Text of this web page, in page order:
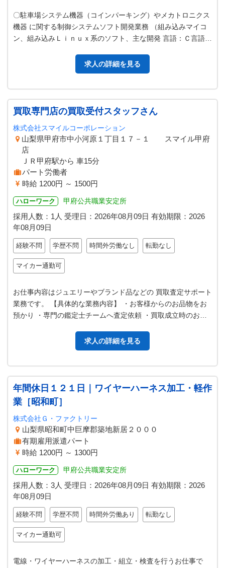
〇駐車場システム機器（コインパーキング）やメカトロニクス
機器 に関する制御システムソフト開発業務 （組み込みマイコ
ン、組み込みＬｉｎｕｘ系のソフト、主な開発 言語：Ｃ言語）
求人の詳細を見る
買取専門店の買取受付スタッフさん
株式会社スマイルコーポレーション
山梨県甲府市中小河原１丁目１７－１ スマイル甲府
店
ＪＲ甲府駅から 車15分
パート労働者
時給 1200円 ～ 1500円
ハローワーク 甲府公共職業安定所
採用人数：1人 受理日： 2026年08月09日 有効期限： 2026
年08月09日
経験不問 学歴不問 時間外労働なし 転勤なし
マイカー通勤可
お仕事内容はジュエリーやブランド品などの 買取査定サポート
業務です。 【具体的な業務内容】 ・お客様からのお品物をお
預かり ・専門の鑑定士チームへ査定依頼 ・買取成立時のお支
求人の詳細を見る
年間休日１２１日｜ワイヤーハーネス加工・軽作
業［昭和町］
株式会社Ｇ・ファクトリー
山梨県昭和町中巨摩郡築地新居２０００
有期雇用派遣パート
時給 1200円 ～ 1300円
ハローワーク 甲府公共職業安定所
採用人数：3人 受理日： 2026年08月09日 有効期限： 2026
年08月09日
経験不問 学歴不問 時間外労働あり 転勤なし
マイカー通勤可
電線・ワイヤーハーネスの加工・組立・検査を行うお仕事で